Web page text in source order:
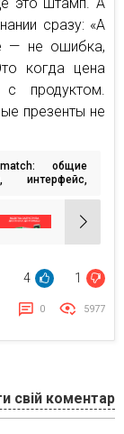
сразу: «А
— не ошибка,
когда цена
продуктом.
презенты не
общие
интерфейс,
4 1
0 5977
свій коментар